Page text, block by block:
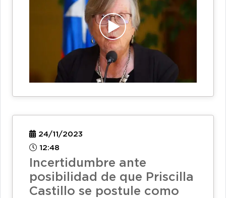
24/11/2023
12:48
Incertidumbre ante
posibilidad de que Priscilla
Castillo se postule como